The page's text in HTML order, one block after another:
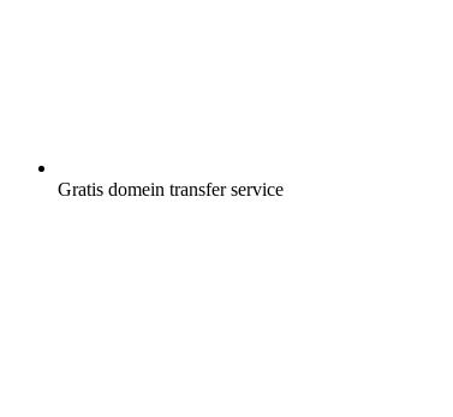
Gratis domein transfer service